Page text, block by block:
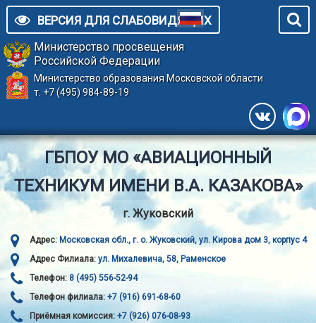
ВЕРСИЯ ДЛЯ СЛАБОВИДЯЩИХ
Министерство просвещения
Российской Федерации
Министерство образования Московской области
т. +7 (495) 984-89-19
ГБПОУ МО «АВИАЦИОННЫЙ
ТЕХНИКУМ ИМЕНИ В.А. КАЗАКОВА»
г. Жуковский
Адрес: Московская обл., г. о. Жуковский, ул. Кирова дом 3, корпус 4
Адрес Филиала: ул. Михалевича, 58, Раменское
Телефон: 8 (495) 556-52-94
Телефон филиала:+7 (916) 691-68-60
Приёмная комиссия: +7 (926) 076-08-93